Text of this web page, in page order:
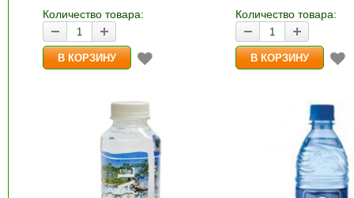
Количество товара: Количество товара: